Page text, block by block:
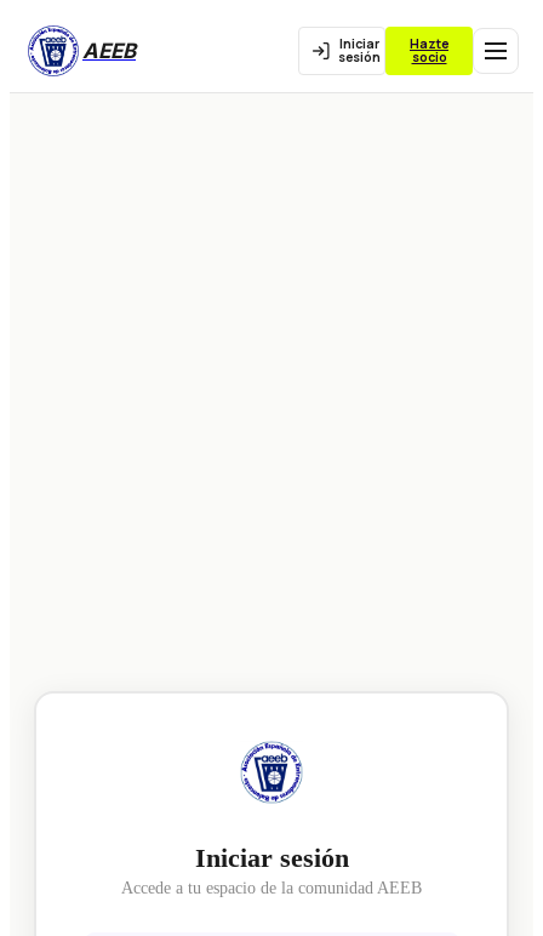
AEEB Iniciar
sesión
Hazte
socio
Iniciar sesión
Accede a tu espacio de la comunidad AEEB